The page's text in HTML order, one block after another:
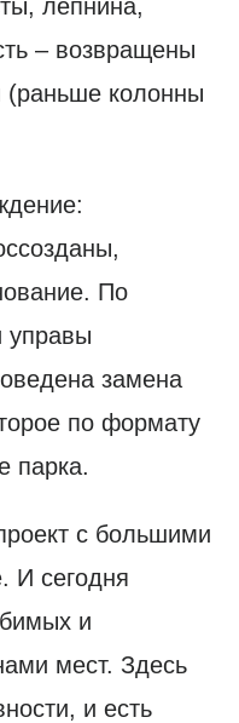
лепнина,
– возвращены
(раньше колонны
По
управы
замена
по формату
парка.
с большими
И сегодня
и
мест. Здесь
и есть